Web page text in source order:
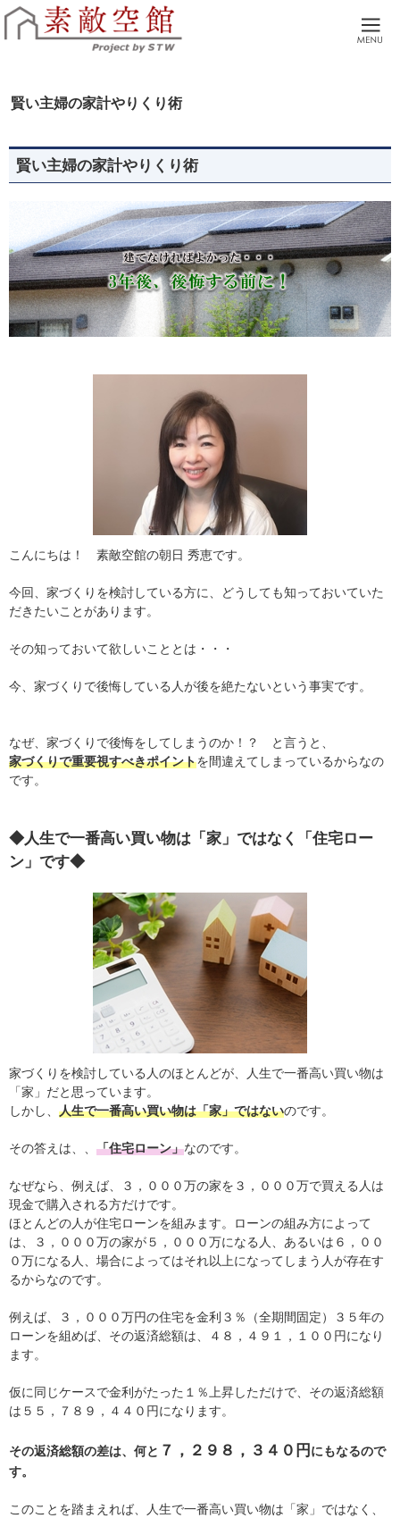
賢い主婦の家計やりくり術
本物の家づくり。広島市 廿日市市 自然素材でつくる注文住宅・リノベーションを
広島市・廿日市の工務店。土地探しからアフターサポートまで、全てサポート
賢い主婦の家計やりくり術
こんにちは！ 素敵空館の朝日 秀恵です。
今回、家づくりを検討している方に、どうしても知っておいていた
だきたいことがあります。
その知っておいて欲しいこととは・・・
今、家づくりで後悔している人が後を絶たないという事実です。
なぜ、家づくりで後悔をしてしまうのか！？ と言うと、
家づくりで重要視すべきポイントを間違えてしまっているからなの
です。
◆人生で一番高い買い物は「家」ではなく「住宅ロー
ン」です◆
家づくりを検討している人のほとんどが、人生で一番高い買い物は
「家」だと思っています。
しかし、 人生で一番高い買い物は「家」ではないのです。
その答えは、、 「住宅ローン」なのです。
なぜなら、例えば、３，０００万の家を３，０００万で買える人は
現金で購入される方だけです。
ほとんどの人が住宅ローンを組みます。ローンの組み方によって
は、３，０００万の家が５，０００万になる人、あるいは６，００
０万になる人、場合によってはそれ以上になってしまう人が存在す
るからなのです。
例えば、３，０００万円の住宅を金利３％（全期間固定）３５年の
ローンを組めば、その返済総額は、４８，４９１，１００円になり
ます。
仮に同じケースで金利がたった１％上昇しただけで、その返済総額
は５５，７８９，４４０円になります。
その返済総額の差は、何と ７，２９８，３４０円 にもなるので
す。
このことを踏まえれば、人生で一番高い買い物は「家」ではなく、